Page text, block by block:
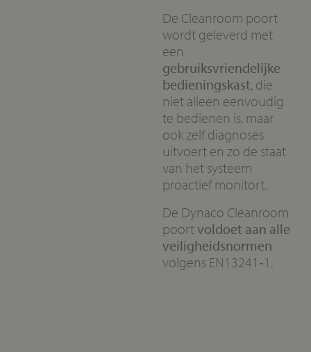
De Cleanroom poort
wordt geleverd met
een
gebruiksvriendelijke
bedieningskast, die
niet alleen eenvoudig
te bedienen is, maar
ook zelf diagnoses
uitvoert en zo de staat
van het systeem
proactief monitort.
De Dynaco Cleanroom
poortvoldoet aan alle
veiligheidsnormen
volgens EN13241‑1.